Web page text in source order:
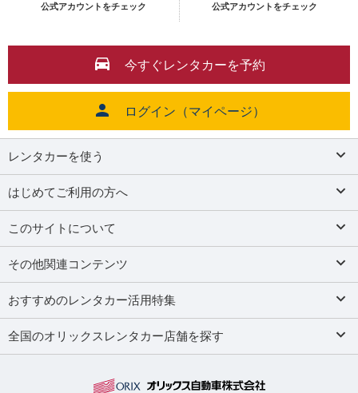
公式アカウントをチェック
公式アカウントをチェック
今すぐレンタカーを予約
ログイン（マイページ）
レンタカーを使う
はじめてご利用の方へ
このサイトについて
その他関連コンテンツ
おすすめのレンタカー活用特集
全国のオリックスレンタカー店舗を探す